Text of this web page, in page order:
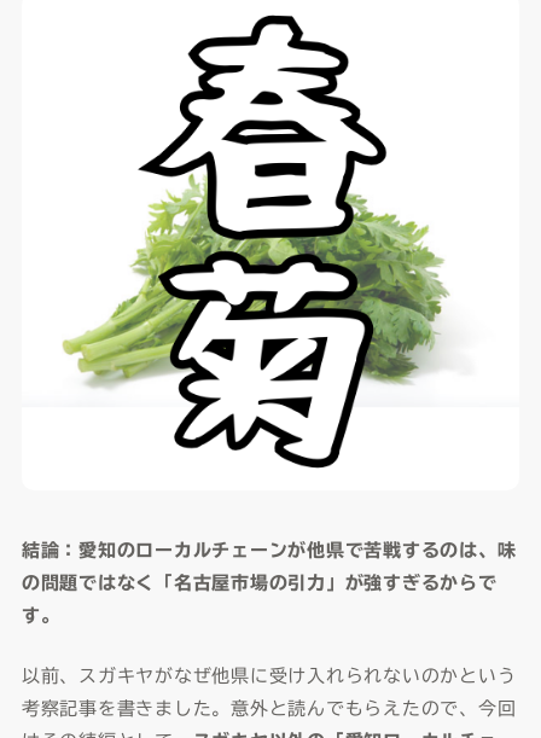
結論：愛知のローカルチェーンが他県で苦戦するのは、味
の問題ではなく「名古屋市場の引力」が強すぎるからで
す。
以前、スガキヤがなぜ他県に受け入れられないのかという
考察記事を書きました。意外と読んでもらえたので、今回